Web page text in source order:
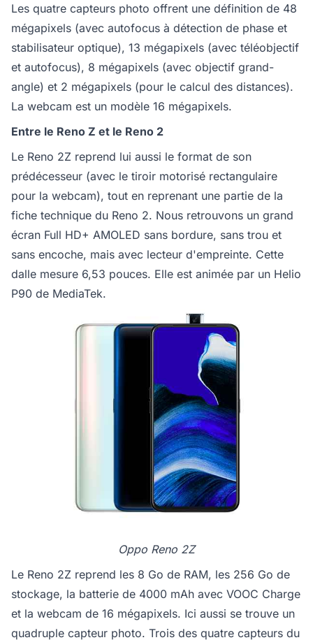
Les quatre capteurs photo offrent une définition de 48
mégapixels (avec autofocus à détection de phase et
stabilisateur optique), 13 mégapixels (avec téléobjectif
et autofocus), 8 mégapixels (avec objectif grand-
angle) et 2 mégapixels (pour le calcul des distances).
La webcam est un modèle 16 mégapixels.
Entre le Reno Z et le Reno 2
Le Reno 2Z reprend lui aussi le format de son
prédécesseur (avec le tiroir motorisé rectangulaire
pour la webcam), tout en reprenant une partie de la
fiche technique du Reno 2. Nous retrouvons un grand
écran Full HD+ AMOLED sans bordure, sans trou et
sans encoche, mais avec lecteur d'empreinte. Cette
dalle mesure 6,53 pouces. Elle est animée par un Helio
P90 de MediaTek.
Oppo Reno 2Z
Le Reno 2Z reprend les 8 Go de RAM, les 256 Go de
stockage, la batterie de 4000 mAh avec VOOC Charge
et la webcam de 16 mégapixels. Ici aussi se trouve un
quadruple capteur photo. Trois des quatre capteurs du